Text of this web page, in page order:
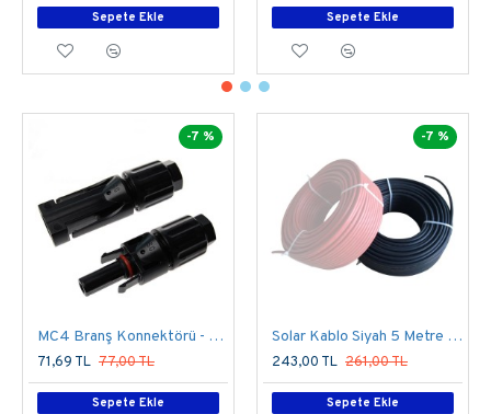
Sepete Ekle Sepete Ekle
-7 %
MC4 Branş Konnektörü - 1 Dişi 1 Erkek -Tekli Bağlantı
71,69 TL 77,00 TL
Sepete Ekle
-7 %
Solar Kablo Siyah 5 Metre 4mm
243,00 TL 261,00 TL
Sepete Ekle